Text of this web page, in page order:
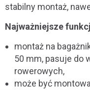
stabilny montaż,
Najważniejsze
montaż na
50 mm, pasuje do
rowerowych,
może być